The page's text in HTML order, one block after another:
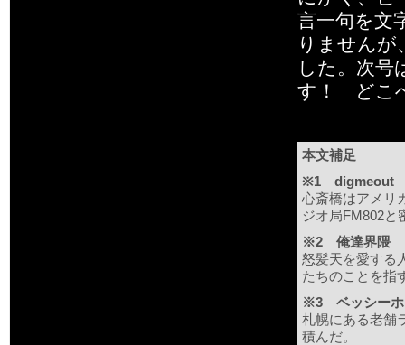
言一句を文
りませんが
した。次号
す！ どこ
本文補足
※1 digmeout
心斎橋はアメリ
ジオ局FM802と
※2 俺達界隈
怒髪天を愛する
たちのことを指
※3 ベッシーホ
札幌にある老舗
積んだ。